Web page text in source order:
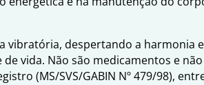
vibratória, despertando a harmonia
vida. Não são medicamentos e
(MS/SVS/GABIN Nº 479/98),